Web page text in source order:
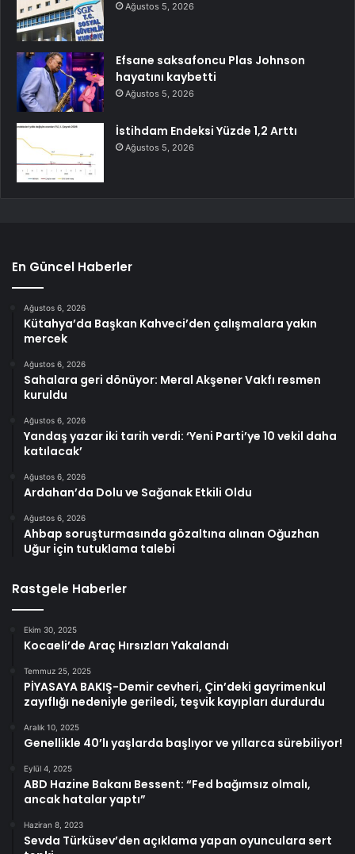
Ağustos 5, 2026
Efsane saksafoncu Plas Johnson
hayatını kaybetti
Ağustos 5, 2026
İstihdam Endeksi Yüzde 1,2 Arttı
Ağustos 5, 2026
En Güncel Haberler
Ağustos 6, 2026
Kütahya’da Başkan Kahveci’den çalışmalara yakın
mercek
Ağustos 6, 2026
Sahalara geri dönüyor: Meral Akşener Vakfı resmen
kuruldu
Ağustos 6, 2026
Yandaş yazar iki tarih verdi: ‘Yeni Parti’ye 10 vekil daha
katılacak’
Ağustos 6, 2026
Ardahan’da Dolu ve Sağanak Etkili Oldu
Ağustos 6, 2026
Ahbap soruşturmasında gözaltına alınan Oğuzhan
Uğur için tutuklama talebi
Rastgele Haberler
Ekim 30, 2025
Kocaeli’de Araç Hırsızları Yakalandı
Temmuz 25, 2025
PİYASAYA BAKIŞ-Demir cevheri, Çin’deki gayrimenkul
zayıflığı nedeniyle geriledi, teşvik kayıpları durdurdu
Aralık 10, 2025
Genellikle 40’lı yaşlarda başlıyor ve yıllarca sürebiliyor!
Eylül 4, 2025
ABD Hazine Bakanı Bessent: “Fed bağımsız olmalı,
ancak hatalar yaptı”
Haziran 8, 2023
Sevda Türküsev’den açıklama yapan oyunculara sert